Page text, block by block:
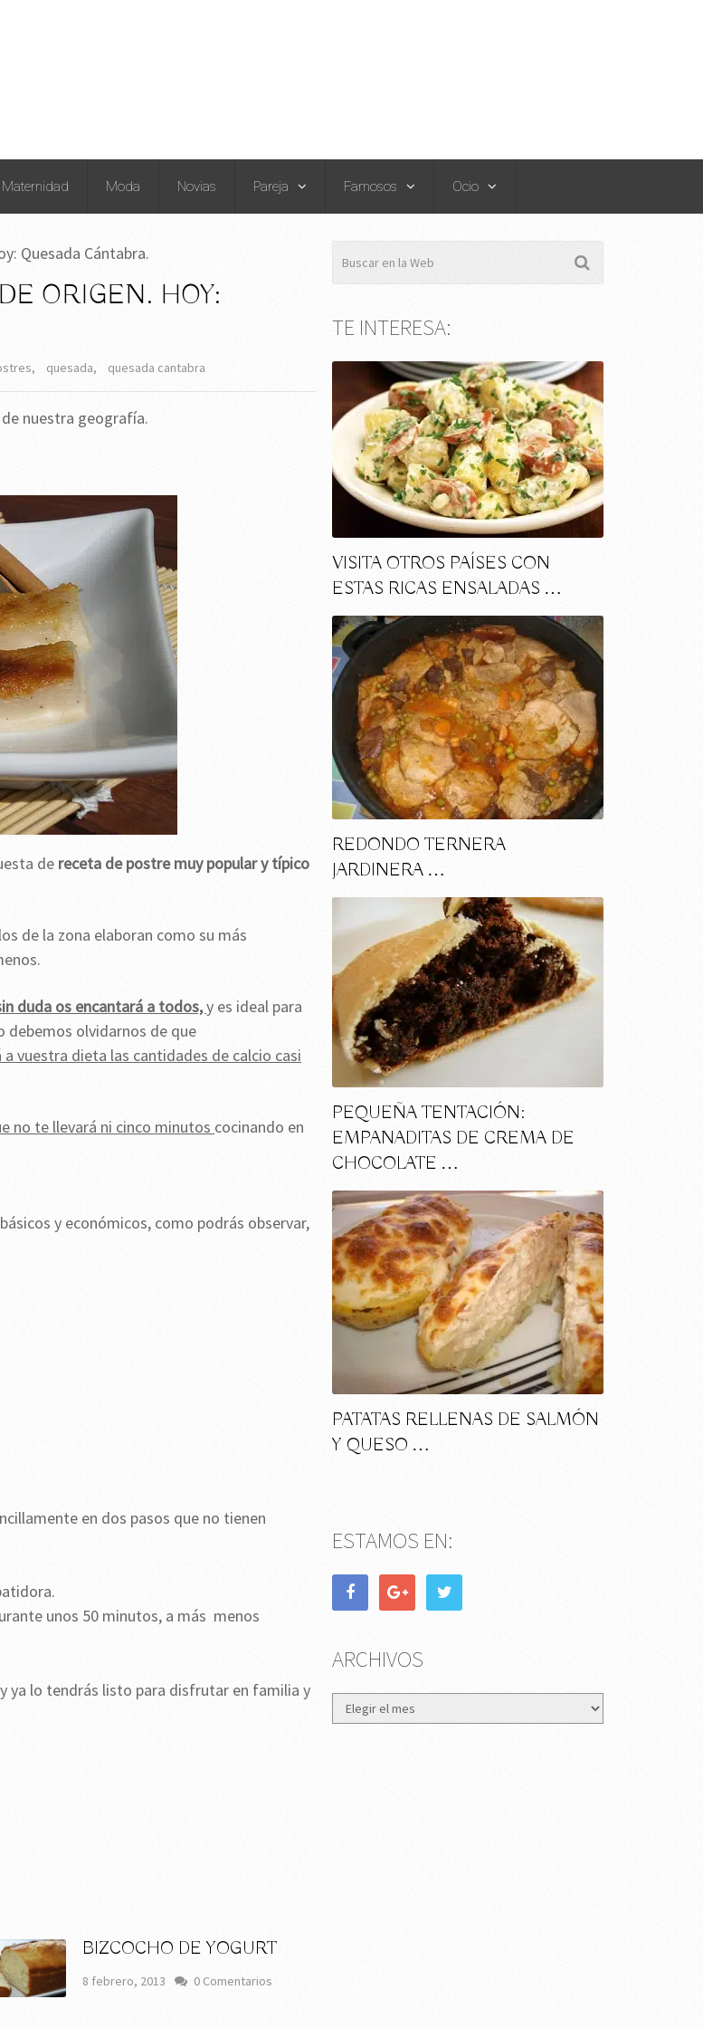
Maternidad Moda Novias Pareja Famosos Ocio
Quesada Cántabra.
ORIGEN. HOY:
, quesada, quesada cantabra
nuestra geografía.
de receta de postre muy popular y típico
de la zona elaboran como su más
duda os encantará a todos,y es ideal para
debemos olvidarnos de que
vuestra dieta las cantidades de calcio casi
no te llevará ni cinco minutos cocinando en
y económicos, como podrás observar,
en dos pasos que no tienen
unos 50 minutos, a más menos
ya lo tendrás listo para disfrutar en familia y
BIZCOCHO DE YOGURT
8 febrero, 2013 0 Comentarios
TE INTERESA:
VISITA OTROS PAÍSES CON
ESTAS RICAS ENSALADAS …
REDONDO TERNERA
JARDINERA …
PEQUEÑA TENTACIÓN:
EMPANADITAS DE CREMA DE
CHOCOLATE …
PATATAS RELLENAS DE SALMÓN
Y QUESO …
ESTAMOS EN:
ARCHIVOS
Archivos